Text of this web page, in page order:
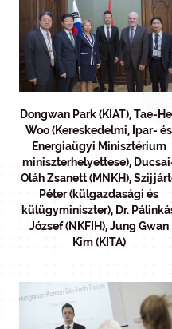
Dongwan Park (KIAT), Tae-
Woo (Kereskedelmi, Ipar- és
Energiaügyi Minisztérium
miniszterhelyettese),
Oláh Zsanett (MNKH),
Péter (külgazdasági és
külügyminiszter), Dr.
József (NKFIH), Jung Gwan
Kim (KITA)